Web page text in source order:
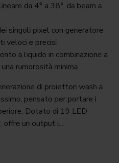
da 4° a 38°, da beam a
singoli pixel con generatore
veloci e precisi
a liquido in combinazione a
rumorosità minima.
di proiettori wash a
pensato per portare i
Dotato di 19 LED
un output i...